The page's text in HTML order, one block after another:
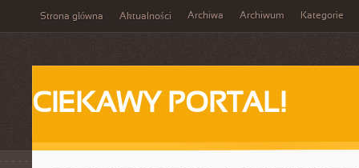
Strona główna Aktualności Archiwa Archiwum Kategorie
CIEKAWY PORTAL!